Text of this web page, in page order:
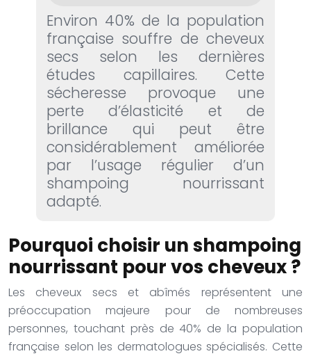
Environ 40% de la population
française souffre de cheveux
secs selon les dernières
études capillaires. Cette
sécheresse provoque une
perte d’élasticité et de
brillance qui peut être
considérablement améliorée
par l’usage régulier d’un
shampoing nourrissant
adapté.
Pourquoi choisir un shampoing
nourrissant pour vos cheveux ?
Les cheveux secs et abîmés représentent une
préoccupation majeure pour de nombreuses
personnes, touchant près de 40% de la population
française selon les dermatologues spécialisés. Cette